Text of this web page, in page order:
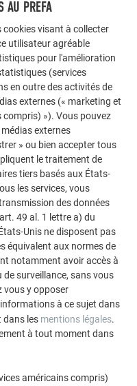
LE
AU PREFA
visant à collecter
utilisateur agréable
pour l'amélioration
(services
en outre des activités de
externes (« marketing et
compris) »). Vous pouvez
externes
» ou bien accepter tous
le traitement de
tiers basés aux États-
les services, vous
des données
49 al. 1 lettre a) du
Unis ne disposent pas
équivalent aux normes de
notamment avoir accès à
surveillance, sans vous
vous y opposer
à ce sujet dans
dans les mentions légales.
à tout moment dans
américains compris)